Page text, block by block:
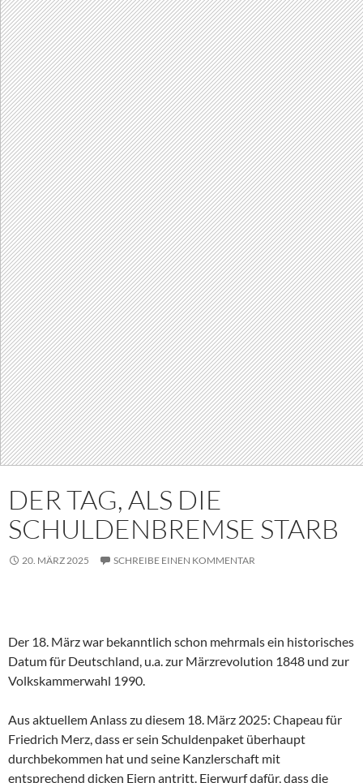
DER TAG, ALS DIE
SCHULDENBREMSE STARB
20. MÄRZ 2025 SCHREIBE EINEN KOMMENTAR
Der 18. März war bekanntlich schon mehrmals ein historisches
Datum für Deutschland, u.a. zur Märzrevolution 1848 und zur
Volkskammerwahl 1990.
Aus aktuellem Anlass zu diesem 18. März 2025: Chapeau für
Friedrich Merz, dass er sein Schuldenpaket überhaupt
durchbekommen hat und seine Kanzlerschaft mit
entsprechend dicken Eiern antritt. Eierwurf dafür, dass die